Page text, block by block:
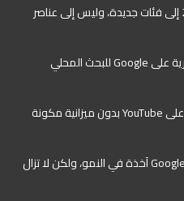
تحتاج ميزانيات التسويق لعام 2027 إلى فئات جديدة، وليس إلى عناصر
دليل التشغيل الجديد للملفات التجارية على Google للبحث المحلي
كيفية تشغيل حملة إعلانية ناجحة على YouTube بدون ميزانية مكونة
بيانات بحث الذكاء الاصطناعي من Google آخذة في النمو، ولكن لا تزال